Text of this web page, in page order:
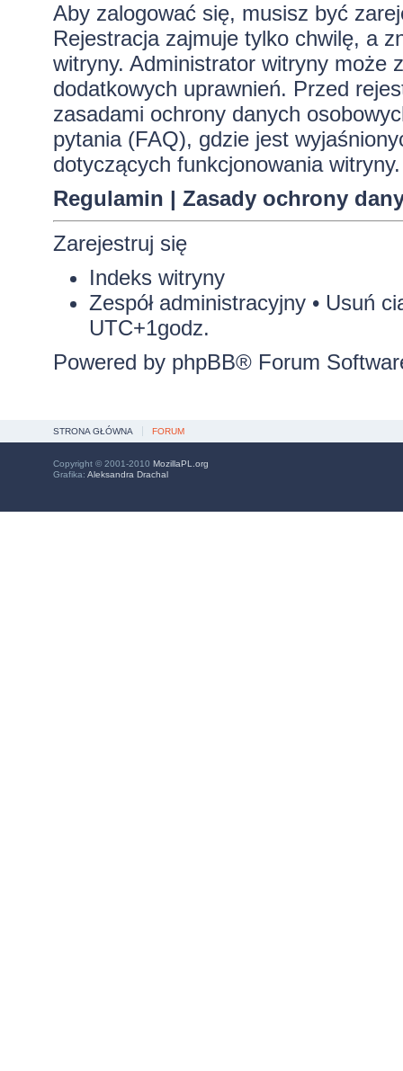
Aby zalogować się, musisz być
Rejestracja zajmuje tylko chwilę, a
witryny. Administrator witryny może
dodatkowych uprawnień. Przed
zasadami ochrony danych
pytania (FAQ), gdzie jest
dotyczących funkcjonowania witryny.
Regulamin | Zasady ochrony
Zarejestruj się
Indeks witryny
Zespół administracyjny• Usuń
UTC+1godz.
Powered by phpBB® Forum
STRONA GŁÓWNA FORUM
Copyright © 2001-2010 MozillaPL.org
Grafika: Aleksandra Drachal